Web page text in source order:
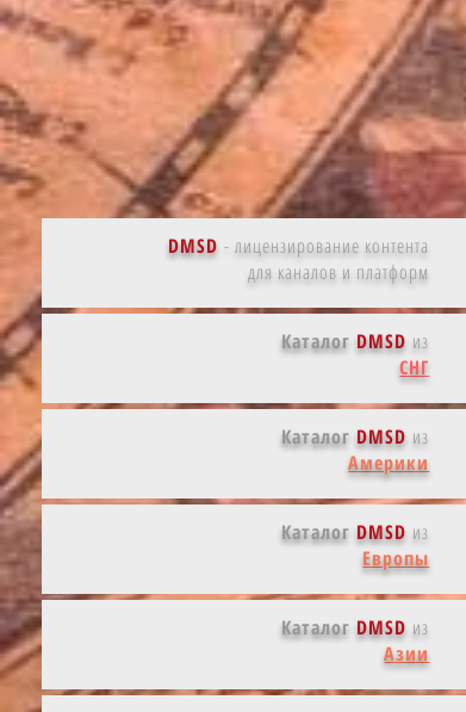
DMSD - лицензирование контента
для каналов и платформ
КаталогDMSD из
СНГ
КаталогDMSD из
Америки
КаталогDMSD из
Европы
КаталогDMSD из
Азии